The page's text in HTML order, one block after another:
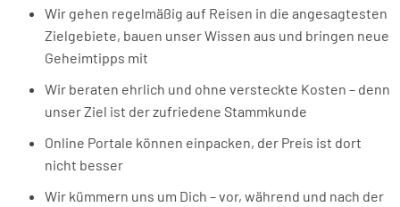
Wir gehen regelmäßig auf Reisen in die angesagtesten
Zielgebiete, bauen unser Wissen aus und bringen neue
Geheimtipps mit
Wir beraten ehrlich und ohne versteckte Kosten – denn
unser Ziel ist der zufriedene Stammkunde
Online Portale können einpacken, der Preis ist dort
nicht besser
Wir kümmern uns um Dich – vor, während und nach der